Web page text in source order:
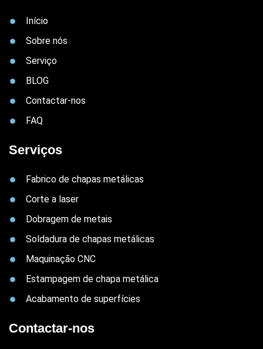
Início
Sobre nós
Serviço
BLOG
Contactar-nos
FAQ
Serviços
Fabrico de chapas metálicas
Corte a laser
Dobragem de metais
Soldadura de chapas metálicas
Maquinação CNC
Estampagem de chapa metálica
Acabamento de superfícies
Contactar-nos